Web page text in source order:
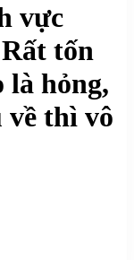
vực
tốn
là hỏng,
thì vô